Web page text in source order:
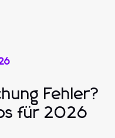
Fehler?
für 2026